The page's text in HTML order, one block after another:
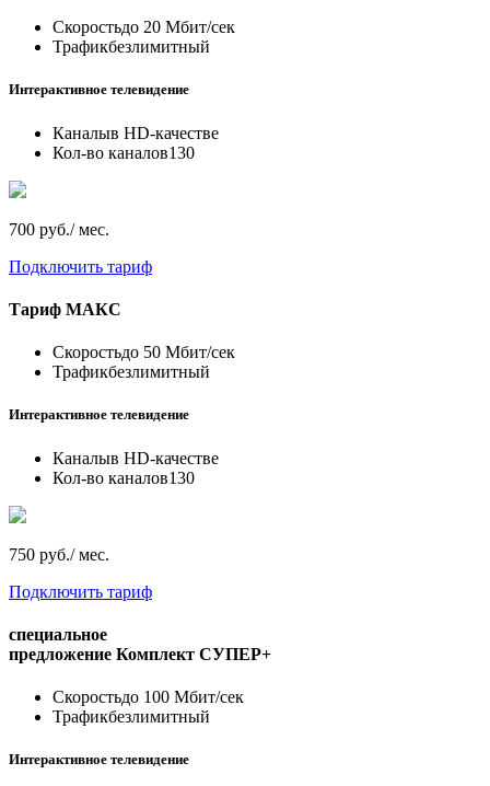
Скоростьдо 20 Мбит/сек
Трафикбезлимитный
Интерактивное телевидение
Каналыв HD-качестве
Кол-во каналов130
700 руб./ мес.
Подключить тариф
Тариф МАКС
Скоростьдо 50 Мбит/сек
Трафикбезлимитный
Интерактивное телевидение
Каналыв HD-качестве
Кол-во каналов130
750 руб./ мес.
Подключить тариф
специальное
предложение Комплект СУПЕР+
Скоростьдо 100 Мбит/сек
Трафикбезлимитный
Интерактивное телевидение